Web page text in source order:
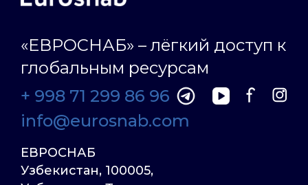
«ЕВРОСНАБ» – лёгкий доступ к
глобальным ресурсам
+ 998 71 299 86 96
info@eurosnab.com
ЕВРОСНАБ
Узбекистан, 100005,